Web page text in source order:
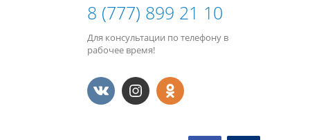
8 (777) 899 21 10
Для консультации по телефону в
рабочее время!